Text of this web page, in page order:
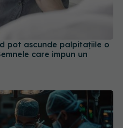
pot ascunde palpitațiile o
care impun un